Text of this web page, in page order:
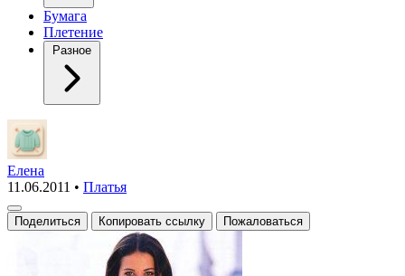
Бумага
Плетение
Разное
Белая
туника.
Елена
11.06.2011 • Платья
Поделиться Копировать ссылку Пожаловаться